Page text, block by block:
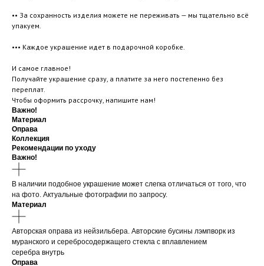
•• За сохранность изделия можете не переживать — мы тщательно всё
упакуем.
••• Каждое украшение идет в подарочной коробке.
И самое главное!
Получайте украшение сразу, а платите за него постепенно без
переплат.
Чтобы оформить рассрочку, напишите нам!
Важно!
Материал
Оправа
Коллекция
Рекомендации по уходу
Важно!
В наличии подобное украшение может слегка отличаться от того, что
на фото. Актуальные фотографии по запросу.
Материал
Авторская оправа из нейзильбера. Авторские бусины лэмпворк из
муранского и серебросодержащего стекла с вплавлением
серебра внутрь
Оправа